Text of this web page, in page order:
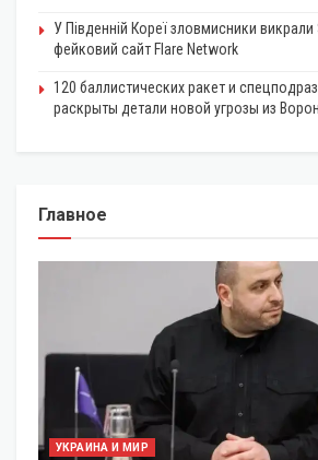
У Південній Кореї зловмисники
фейковий сайт Flare Network
120 баллистических ракет и
раскрыты детали новой угрозы из
Главное
УКРАИНА И МИР